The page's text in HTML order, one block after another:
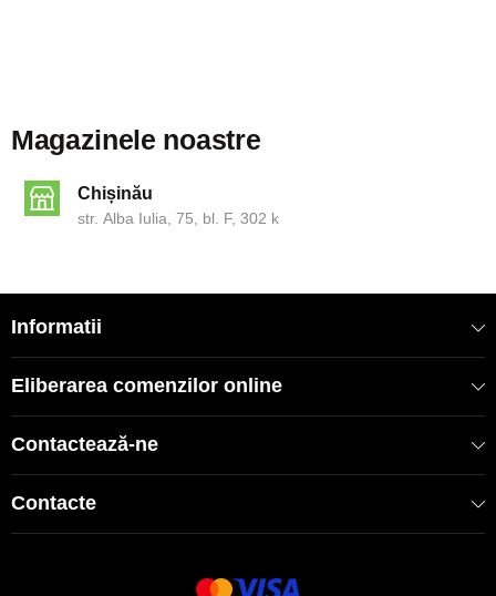
Magazinele noastre
Chișinău
str. Alba Iulia, 75, bl. F, 302 k
Informatii
Eliberarea comenzilor online
Contactează-ne
Contacte